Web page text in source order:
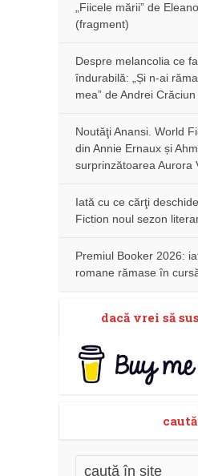
„Fiicele mării” de
(fragment)
Despre melancolia ce
îndurabilă: „Și n-ai
mea” de Andrei Crăciun
Noutăţi Anansi. World
din Annie Ernaux și
surprinzătoarea Aurora
Iată cu ce cărţi
Fiction noul sezon
Premiul Booker 2026:
romane rămase în
dacă vrei să
caută